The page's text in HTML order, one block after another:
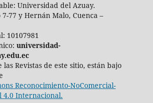
Universidad del Azuay.
7-77 y Hernán Malo, Cuenca –
10107981
universidad-
Revistas de este sitio, están bajo
Reconocimiento-NoComercial-
4.0 Internacional.